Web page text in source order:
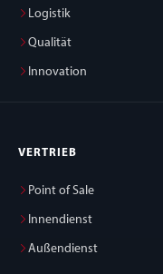
Logistik
Qualität
Innovation
VERTRIEB
Point of Sale
Innendienst
Außendienst